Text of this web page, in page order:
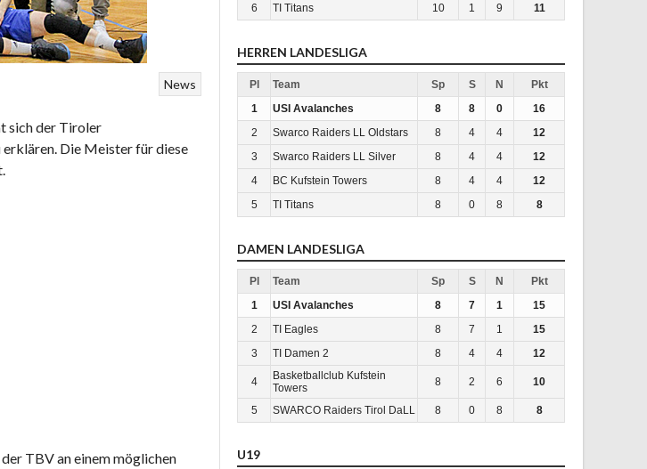
News
sich der Tiroler
Die Meister für diese
TBV an einem möglichen
6
TI Titans 10 1 9 11
HERREN LANDESLIGA
Pl Team Sp S N
Pkt
1
USI Avalanches 8 8 0
16
2
Swarco Raiders LL Oldstars 8 4 4
12
3
Swarco Raiders LL Silver 8 4 4
12
4
BC Kufstein Towers 8 4 4
12
5
TI Titans 8 0 8 8
DAMEN LANDESLIGA
Pl Team Sp S N
Pkt
1
USI Avalanches 8 7 1
15
2
TI Eagles 8 7 1
15
3
TI Damen 2 8 4 4 12
4
Basketballclub Kufstein
Towers
8 2 6 10
5 SWARCO Raiders Tirol DaLL 8 0 8 8
U19